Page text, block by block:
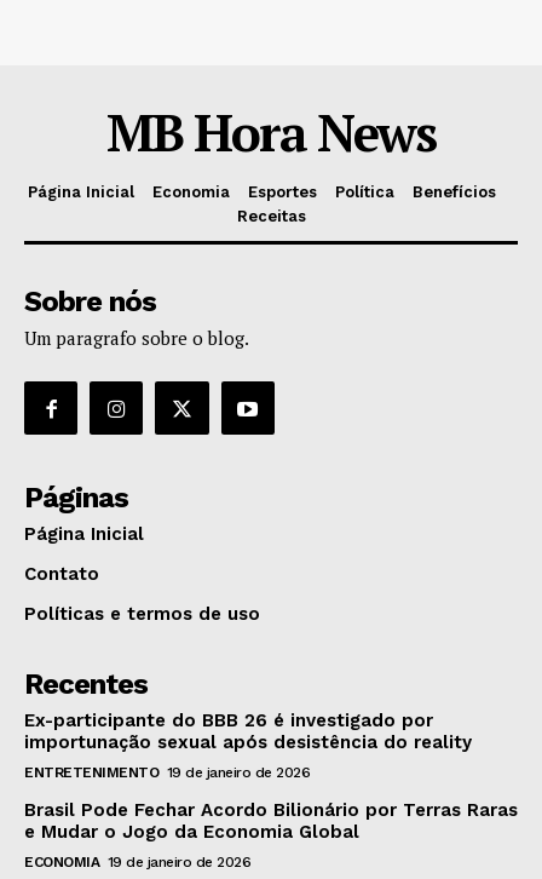
MB Hora News
Página Inicial Economia Esportes Política
Benefícios
Receitas
Sobre nós
Um paragrafo sobre o blog.
Páginas
Página Inicial
Contato
Políticas e termos de uso
Recentes
Ex-participante do BBB 26 é investigado por
importunação sexual após desistência do reality
ENTRETENIMENTO 19 de janeiro de 2026
Brasil Pode Fechar Acordo Bilionário por Terras Raras
e Mudar o Jogo da Economia Global
ECONOMIA 19 de janeiro de 2026